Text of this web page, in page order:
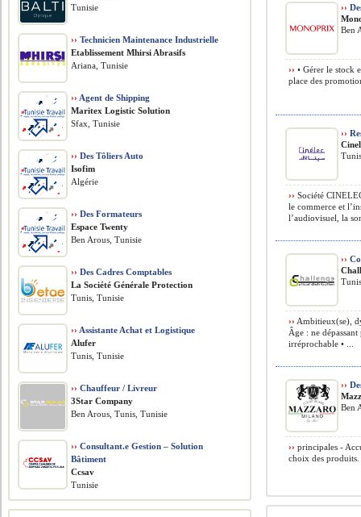
››
Ben
›› • Gérer le stock
place des
››
›› Société
le commerce et
l’audiovisuel, la
››
›› Ambitieux(se),
Âge : ne
irréprochable • ...
››
Ben
›› principales -
choix des
Tunisie
›› Technicien Maintenance Industrielle
Etablissement Mhirsi Abrasifs
Ariana, Tunisie
›› Agent de Shipping
Maritex Logistic Solution
Sfax, Tunisie
›› Des Tôliers Auto
Isofim
Algérie
›› Des Formateurs
Espace Twenty
Ben Arous, Tunisie
›› Des Cadres Comptables
La Société Générale Protection
Tunis, Tunisie
›› Assistante Achat et Logistique
Alufer
Tunis, Tunisie
›› Chauffeur / Livreur
3Star Company
Ben Arous, Tunis, Tunisie
›› Consultant.e Gestion – Solution
Bâtiment
Ccsav
Tunisie